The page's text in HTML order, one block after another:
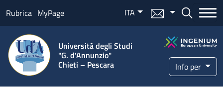
Salta al contenuto principale
Rubrica MyPage ITA Menu mail Bottone
Università degli Studi
"G. d'Annunzio"
Chieti – Pescara Info per